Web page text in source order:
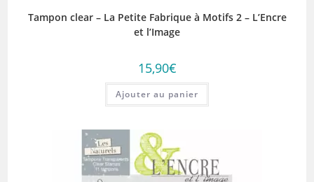
Tampon clear – La Petite Fabrique à Motifs 2 – L’Encre
et l’Image
15,90€
Ajouter au panier